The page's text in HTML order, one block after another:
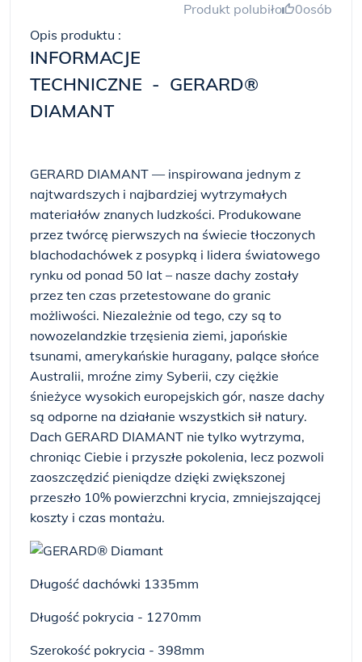
Produkt polubiło 0osób
Opis produktu :
INFORMACJE
TECHNICZNE - GERARD®
DIAMANT
GERARD DIAMANT — inspirowana jednym z
najtwardszych i najbardziej wytrzymałych
materiałów znanych ludzkości. Produkowane
przez twórcę pierwszych na świecie tłoczonych
blachodachówek z posypką i lidera światowego
rynku od ponad 50 lat – nasze dachy zostały
przez ten czas przetestowane do granic
możliwości. Niezależnie od tego, czy są to
nowozelandzkie trzęsienia ziemi, japońskie
tsunami, amerykańskie huragany, palące słońce
Australii, mroźne zimy Syberii, czy ciężkie
śnieżyce wysokich europejskich gór, nasze dachy
są odporne na działanie wszystkich sił natury.
Dach GERARD DIAMANT nie tylko wytrzyma,
chroniąc Ciebie i przyszłe pokolenia, lecz pozwoli
zaoszczędzić pieniądze dzięki zwiększonej
przeszło 10% powierzchni krycia, zmniejszającej
koszty i czas montażu.
Długość dachówki 1335mm
Długość pokrycia - 1270mm
Szerokość pokrycia - 398mm